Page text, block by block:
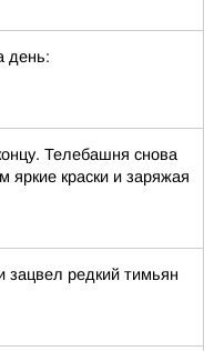
день:
Телебашня снова
яркие краски и заряжая
зацвел редкий тимьян